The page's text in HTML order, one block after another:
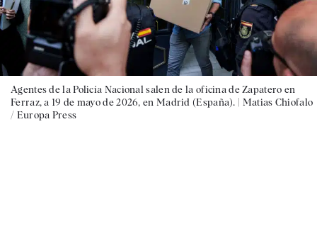
Agentes de la Policía Nacional salen de la oficina de Zapatero en
Ferraz, a 19 de mayo de 2026, en Madrid (España). | Matias Chiofalo
/ Europa Press